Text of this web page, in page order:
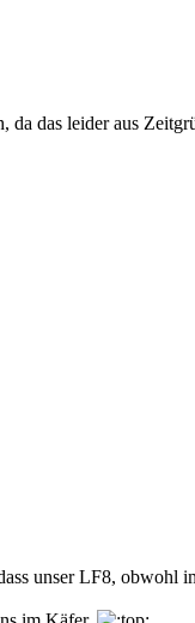
das leider aus
unser LF8, obwohl